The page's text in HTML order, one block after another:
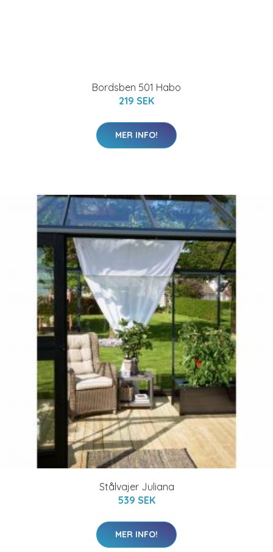
Bordsben 501 Habo
219 SEK
MER INFO!
Stålvajer Juliana
539 SEK
MER INFO!